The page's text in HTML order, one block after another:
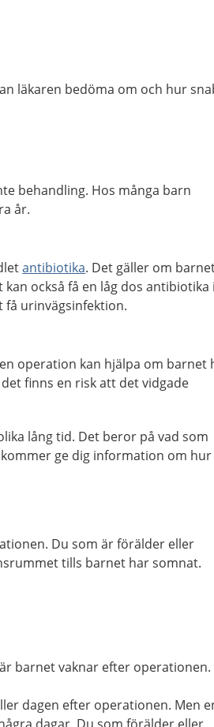
läkaren bedöma om och hur
behandling. Hos många barn
år.
antibiotika. Det gäller om
också få en låg dos antibiotika i
få urinvägsinfektion.
operation kan hjälpa om barnet
finns en risk att det vidgade
lång tid. Det beror på vad som
ge dig information om hur
Du som är förälder eller
tills barnet har somnat.
barnet vaknar efter operationen.
dagen efter operationen. Men